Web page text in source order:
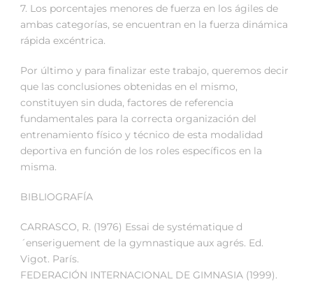
7. Los porcentajes menores de fuerza en los ágiles de
ambas categorías, se encuentran en la fuerza dinámica
rápida excéntrica.
Por último y para finalizar este trabajo, queremos decir
que las conclusiones obtenidas en el mismo,
constituyen sin duda, factores de referencia
fundamentales para la correcta organización del
entrenamiento físico y técnico de esta modalidad
deportiva en función de los roles específicos en la
misma.
BIBLIOGRAFÍA
CARRASCO, R. (1976) Essai de systématique d
´enseriguement de la gymnastique aux agrés. Ed.
Vigot. París.
FEDERACIÓN INTERNACIONAL DE GIMNASIA (1999).